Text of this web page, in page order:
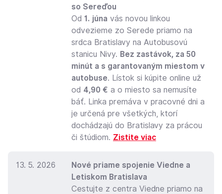
so Sereďou
Od 1. júna vás novou linkou
odvezieme zo Serede priamo na
srdca Bratislavy na Autobusovú
stanicu Nivy. Bez zastávok, za 50
minút a s garantovaným miestom v
autobuse. Lístok si kúpite online už
od 4,90 € a o miesto sa nemusíte
báť. Linka premáva v pracovné dni a
je určená pre všetkých, ktorí
dochádzajú do Bratislavy za prácou
či štúdiom. Zistite viac
13. 5. 2026
Nové priame spojenie Viedne a
Letiskom Bratislava
Cestujte z centra Viedne priamo na